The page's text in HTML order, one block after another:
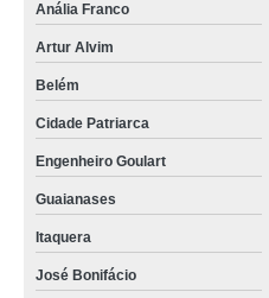
Anália Franco
Artur Alvim
Belém
Cidade Patriarca
Engenheiro Goulart
Guaianases
Itaquera
José Bonifácio